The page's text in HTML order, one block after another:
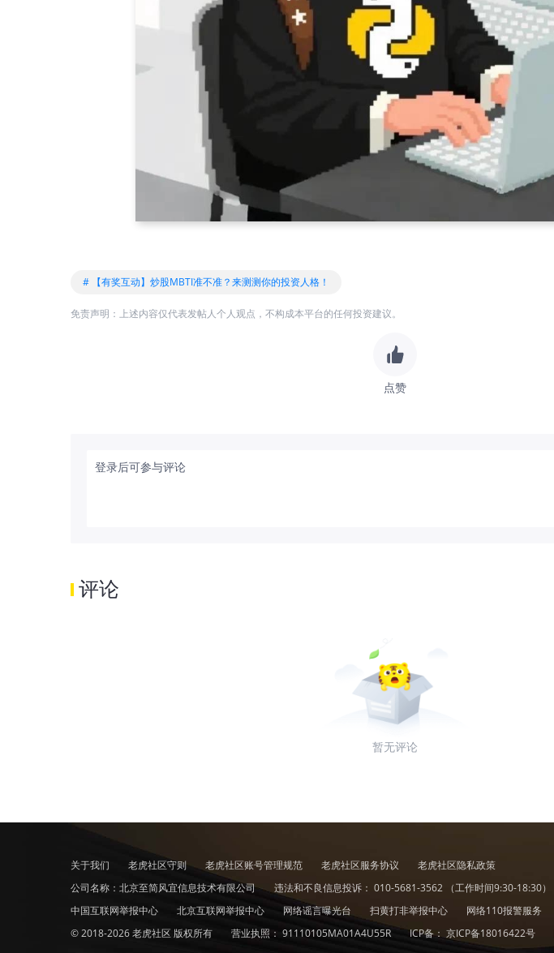
# 【有奖互动】炒股MBTI准不准？来测测你的投资人格！
免责声明：上述内容仅代表发帖人个人观点，不构成本平台的任何投资建议。
点赞
登录后可参与评论
评论
暂无评论
关于我们 老虎社区守则 老虎社区账号管理规范 老虎社区服务协议
老虎社区隐私政策
公司名称：北京至简风宜信息技术有限公司
违法和不良信息投诉： 010-5681-3562 （工作时间9:30-18:30）
中国互联网举报中心
北京互联网举报中心 网络谣言曝光台 扫黄打非举报中心
网络110报警服务
© 2018-2026 老虎社区 版权所有
营业执照： 91110105MA01A4U55R ICP备： 京ICP备18016422号